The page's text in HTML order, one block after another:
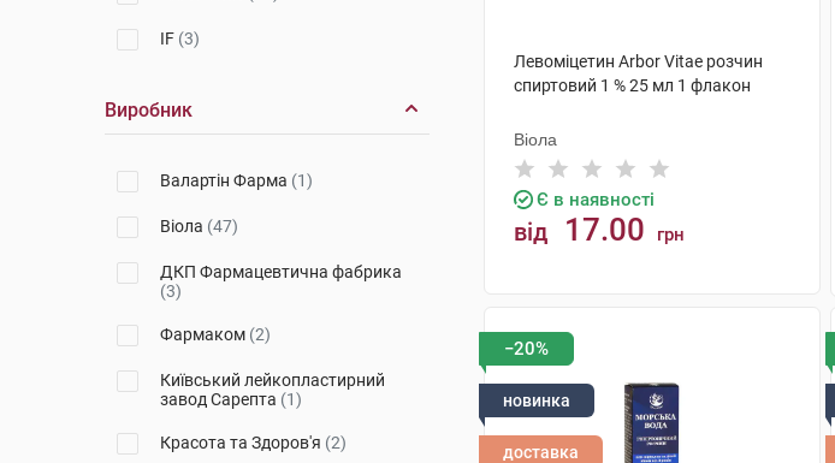
IF (3)
Виробник
Валартін Фарма (1)
Віола (47)
ДКП Фармацевтична фабрика
(3)
Фармаком (2)
Київський лейкопластирний
завод Сарепта (1)
Красота та Здоров'я (2)
Левоміцетин Arbor Vitae розчин
спиртовий 1 % 25 мл 1 флакон
Віола
Є в наявності
від 17.00 грн
−20%
новинка
доставка